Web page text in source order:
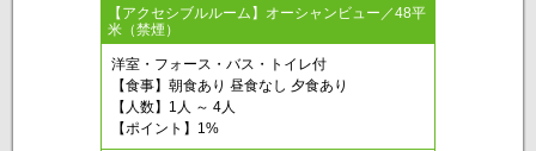
【アクセシブルルーム】オーシャンビュー／48平
米（禁煙）
洋室・フォース・バス・トイレ付
【食事】朝食あり 昼食なし 夕食あり
【人数】1人 ～ 4人
【ポイント】1%